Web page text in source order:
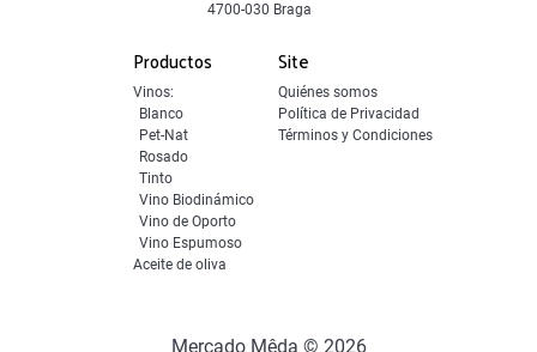
Productos
Vinos:
Blanco
Pet-Nat
Rosado
Tinto
Vino Biodinámico
Vino de Oporto
Vino Espumoso
Aceite de oliva
Site
Quiénes somos
Política de Privacidad
Términos y Condiciones
4700-030 Braga
Mercado Mêda © 2026